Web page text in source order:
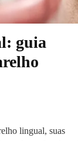
guia
lingual, suas